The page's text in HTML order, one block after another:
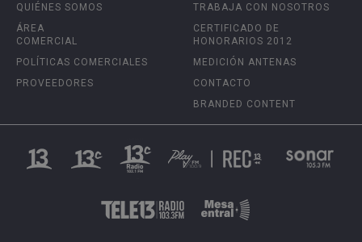
QUIÉNES SOMOS
ÁREA
COMERCIAL
POLÍTICAS COMERCIALES
PROVEEDORES
TRABAJA CON NOSOTROS
CERTIFICADO DE
HONORARIOS 2012
MEDICIÓN ANTENAS
CONTACTO
BRANDED CONTENT